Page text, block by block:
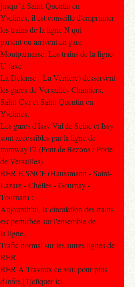
jusqu'`a Saint-Quentin en
Yvelines, il est conseille d'emprunter
les trains de la ligne N qui
partent ou arrivent en gare
Montparnasse. Les trains de la ligne
U (axe
La Defense - La Verriere) desservent
les gares de Versailles-Chantiers,
Saint-Cyr et Saint-Quentin en
Yvelines.
Les gares d'Issy Val de Seine et Issy
sont accessibles par la ligne de
tramwayT2 (Pont de Bezons / Porte
de Versailles).
RER E SNCF (Haussmann - Saint-
Lazare - Chelles - Gournay -
Tournan) :
Aujourdh'ui, la circulation des trains
est perturbee sur l'ensemble de
la ligne.
Trafic normal sur les autres lignes de
RER.
RER A Travaux ce soir, pour plus
d'infos [1]cliquer ici.